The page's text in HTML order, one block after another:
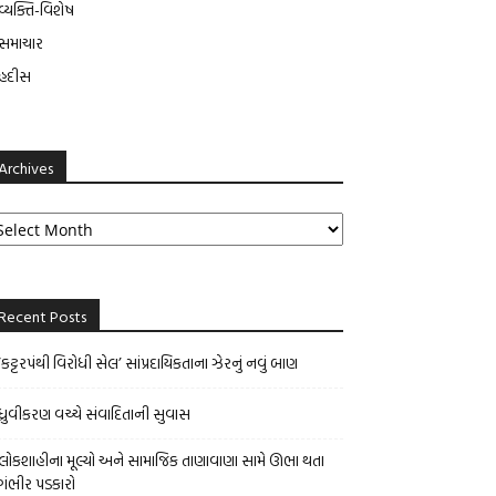
વિશેષ
Posts
વિરોધી સેલ’ સાંપ્રદાયિકતાના ઝેરનું નવું બાણ
વચ્ચે સંવાદિતાની સુવાસ
મૂલ્યો અને સામાજિક તાણાવાણા સામે ઊભા થતા
પડકારો